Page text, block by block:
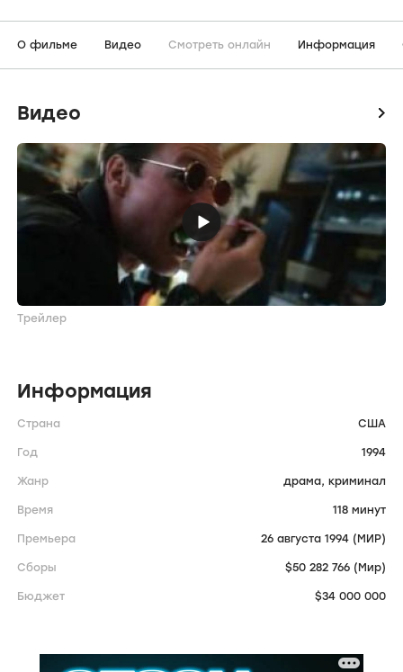
О фильме Видео Смотреть онлайн Информация
Видео icon
Трейлер
Информация
Страна США
Год 1994
Жанр драма, криминал
Время 118 минут
Премьера 26 августа 1994 (МИР)
Сборы $50 282 766 (Мир)
Бюджет $34 000 000